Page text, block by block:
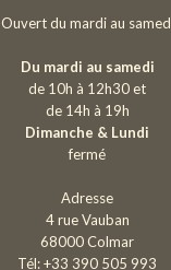
Ouvert du mardi au
Du mardi au samedi
de 10h à 12h30 et
de 14h à 19h
Dimanche & Lundi
fermé
Adresse
4 rue Vauban
68000 Colmar
Tél: +33 390 505 993